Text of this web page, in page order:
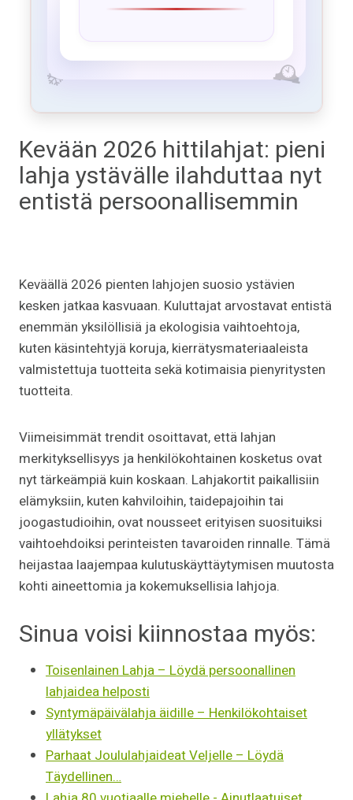
Kevään 2026 hittilahjat: pieni
lahja ystävälle ilahduttaa nyt
entistä persoonallisemmin
Keväällä 2026 pienten lahjojen suosio ystävien
kesken jatkaa kasvuaan. Kuluttajat arvostavat entistä
enemmän yksilöllisiä ja ekologisia vaihtoehtoja,
kuten käsintehtyjä koruja, kierrätysmateriaaleista
valmistettuja tuotteita sekä kotimaisia pienyritysten
tuotteita.
Viimeisimmät trendit osoittavat, että lahjan
merkityksellisyys ja henkilökohtainen kosketus ovat
nyt tärkeämpiä kuin koskaan. Lahjakortit paikallisiin
elämyksiin, kuten kahviloihin, taidepajoihin tai
joogastudioihin, ovat nousseet erityisen suosituiksi
vaihtoehdoiksi perinteisten tavaroiden rinnalle. Tämä
heijastaa laajempaa kulutuskäyttäytymisen muutosta
kohti aineettomia ja kokemuksellisia lahjoja.
Sinua voisi kiinnostaa myös:
Toisenlainen Lahja – Löydä persoonallinen
lahjaidea helposti
Syntymäpäivälahja äidille – Henkilökohtaiset
yllätykset
Parhaat Joululahjaideat Veljelle – Löydä
Täydellinen…